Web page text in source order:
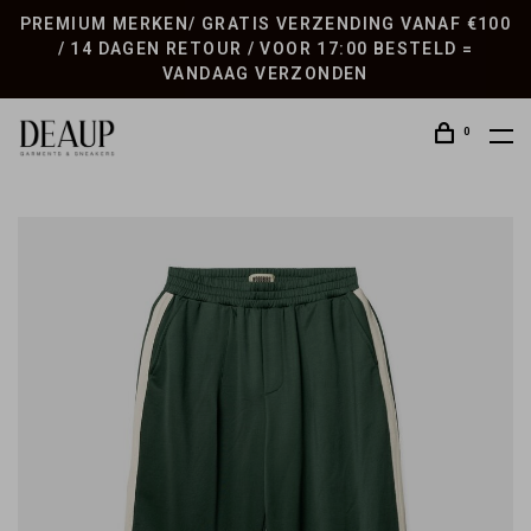
PREMIUM MERKEN/ GRATIS VERZENDING VANAF €100
/ 14 DAGEN RETOUR / VOOR 17:00 BESTELD =
VANDAAG VERZONDEN
0